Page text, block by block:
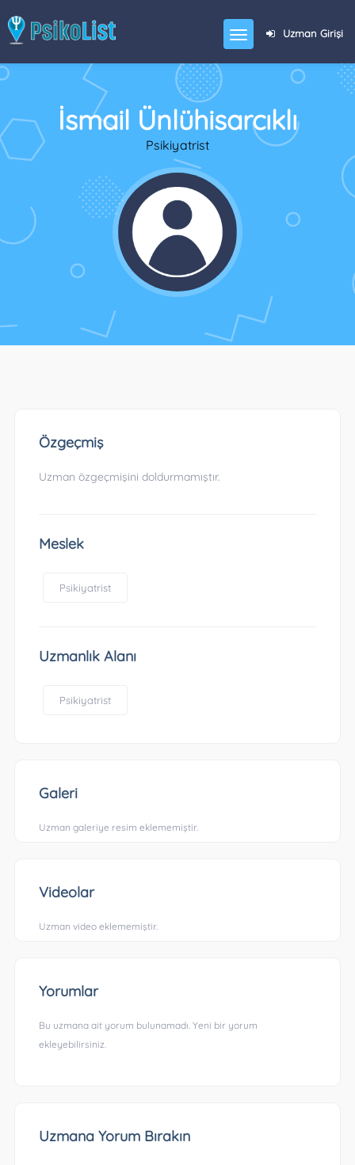
Uzman Girişi
İsmail Ünlühisarcıklı
Psikiyatrist
Özgeçmiş
Uzman özgeçmişini doldurmamıştır.
Meslek
Psikiyatrist
Uzmanlık Alanı
Psikiyatrist
Galeri
Uzman galeriye resim eklememiştir.
Videolar
Uzman video eklememiştir.
Yorumlar
Bu uzmana ait yorum bulunamadı. Yeni bir yorum
ekleyebilirsiniz.
Uzmana Yorum Bırakın